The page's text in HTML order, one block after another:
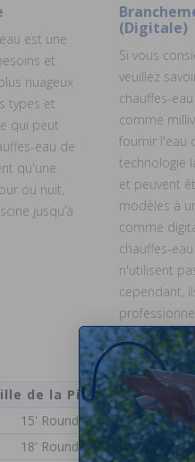
est une
et
nuageux
types et
qui peut
eau de
qu'une
ou nuit,
jusqu’à
(Digitale)
Si vous
veuillez
chauffes-
comme
fournir l'eau
technologie
et peuvent
modèles à
comme
chauffes-
n'utilisent
cependant,
de la Piscine
15' Round
18' Round